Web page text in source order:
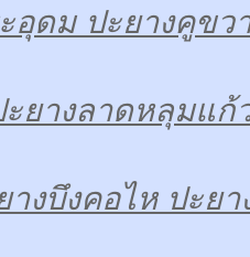
อุดม ปะยางคูขว
ะยางลาดหลุมแก้
งบึงคอไห ปะย